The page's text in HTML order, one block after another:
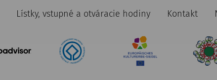
Lístky, vstupné a otváracie hodiny Kontakt